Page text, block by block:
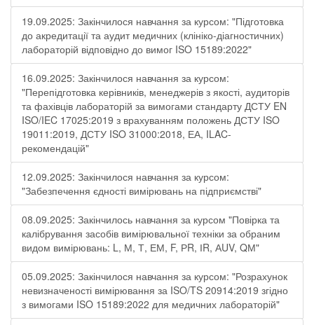
19.09.2025: Закінчилося навчання за курсом: "Підготовка
до акредитації та аудит медичних (клініко-діагностичних)
лабораторій відповідно до вимог ISO 15189:2022"
16.09.2025: Закінчилося навчання за курсом:
"Перепідготовка керівників, менеджерів з якості, аудиторів
та фахівців лабораторій за вимогами стандарту ДСТУ EN
ISO/IEC 17025:2019 з врахуванням положень ДСТУ ISO
19011:2019, ДСТУ ISO 31000:2018, ЕА, ILAC-
рекомендацій"
12.09.2025: Закінчилося навчання за курсом:
"Забезпечення єдності вимірювань на підприємстві"
08.09.2025: Закінчилось навчання за курсом "Повірка та
калібрування засобів вимірювальної техніки за обраним
видом вимірювань: L, М, Т, ЕМ, F, РR, ІR, АUV, QМ"
05.09.2025: Закінчилося навчання за курсом: "Розрахунок
невизначеності вимірювання за ISO/TS 20914:2019 згідно
з вимогами ISO 15189:2022 для медичних лабораторій"